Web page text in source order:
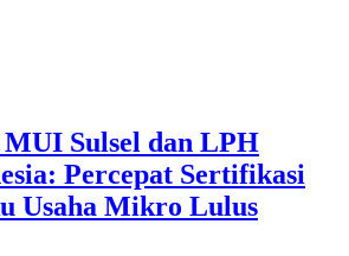
Sulsel dan LPH
Percepat Sertifikasi
Usaha Mikro Lulus